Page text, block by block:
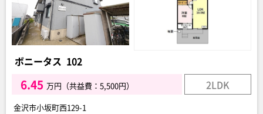
ボニータス 102
6.45 万円（共益費：5,500円） 2LDK
金沢市小坂町西129-1